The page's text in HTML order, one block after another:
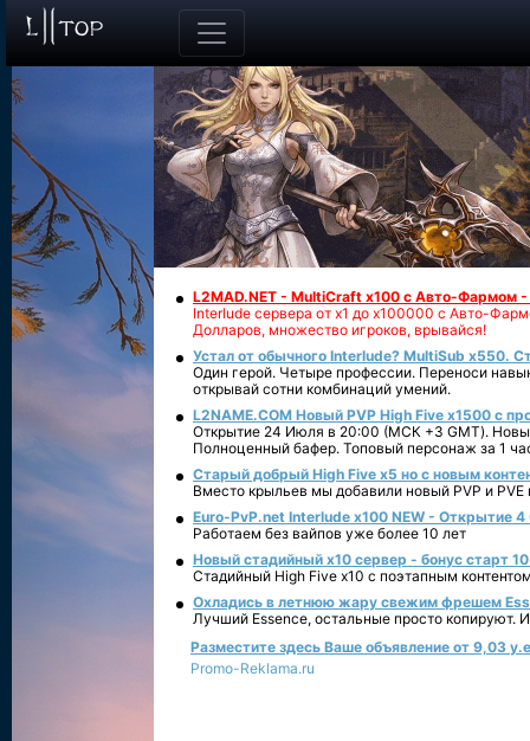
L2MAD.NET - MultiCraft x100 с Авто-Фармом
Interlude сервера от х1 до х100000 с Авто-
Долларов, множество игроков, врывайся!
Устал от обычного Interlude? MultiSub x550.
Один герой. Четыре профессии. Переноси
открывай сотни комбинаций умений.
L2NAME.COM Новый PVP High Five x1500 с
Открытие 24 Июля в 20:00 (МСК +3 GMT).
Полноценный бафер. Топовый персонаж за 1
Старый добрый High Five x5 но с новым
Вместо крыльев мы добавили новый PVP и PVE
Euro-PvP.net Interlude х100 NEW - Открытие 4
Работаем без вайпов уже более 10 лет
Новый стадийный х10 сервер - бонус старт
Стадийный High Five x10 с поэтапным
Охладись в летнюю жару свежим фрешем
Лучший Essence, остальные просто копируют.
Разместите здесь Ваше объявление от 9,03
Promo-Reklama.ru